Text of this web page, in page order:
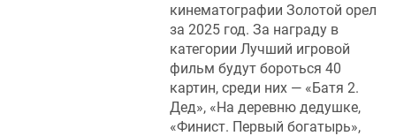
кинематографии Золотой орел
за 2025 год. За награду в
категории Лучший игровой
фильм будут бороться 40
картин, среди них — «Батя 2.
Дед», «На деревню дедушке,
«Финист. Первый богатырь»,